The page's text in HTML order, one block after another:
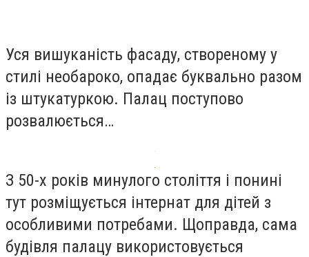
Уся вишуканість фасаду, створеному у
стилі необароко, опадає буквально разом
із штукатуркою. Палац поступово
розвалюється…
З 50-х років минулого століття і понині
тут розміщується інтернат для дітей з
особливими потребами. Щоправда, сама
будівля палацу використовується